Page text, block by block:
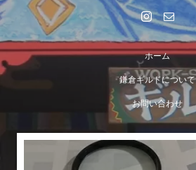
ホーム
鎌倉ギルドについて
お問い合わせ